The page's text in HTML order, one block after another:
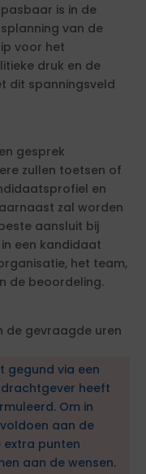
is in de
van de
voor het
druk en de
dit spanningsveld
gesprek
zullen toetsen of
en
zal worden
aansluit bij
een kandidaat
het team,
de beoordeling.
de gevraagde uren
gegund via een
heeft
Om in
aan de
extra punten
aan de wensen.